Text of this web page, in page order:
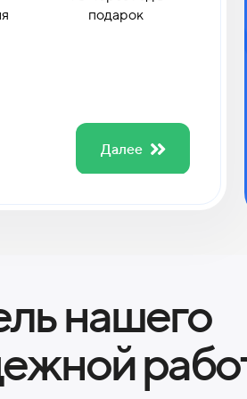
подарок
Далее
нашего